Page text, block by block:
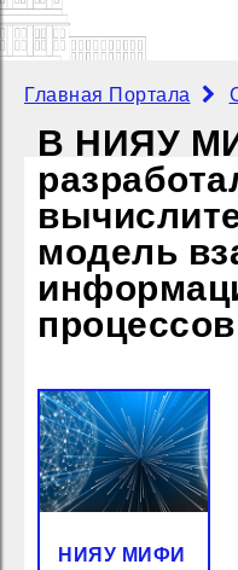
Главная Портала
В НИЯУ
модель
процессов
НИЯУ МИФИ